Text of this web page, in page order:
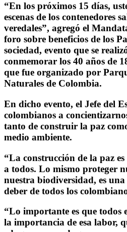
“En los próximos 15 días,
escenas de los contenedores
veredales”, agregó el
foro sobre beneficios de los
sociedad, evento que se
conmemorar los 40 años de
que fue organizado por
Naturales de Colombia.
En dicho evento, el Jefe del
colombianos a
tanto de construir la paz
medio ambiente.
“La construcción de la paz
a todos. Lo mismo proteger
nuestra biodiversidad, es
deber de todos los
“Lo importante es que todos
la importancia de esa labor,